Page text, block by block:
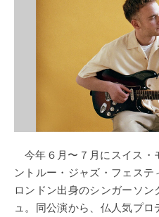
今年６月〜７月にスイス・
ントルー・ジャズ・フェス
ロンドン出身のシンガーソ
ュ。同公演から、仏人気プ